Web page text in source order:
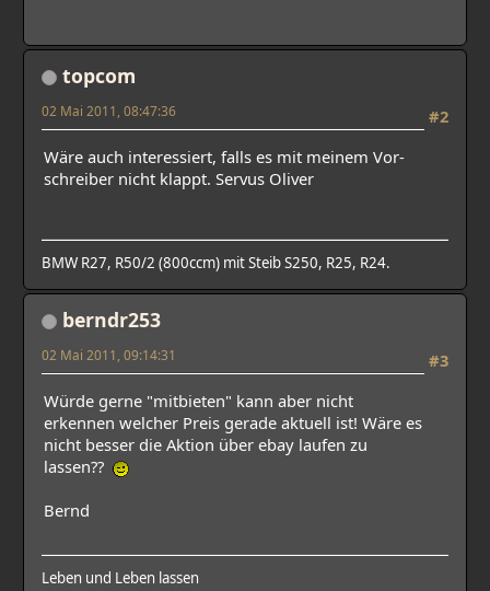
topcom
#2
02 Mai 2011, 08:47:36
Wäre auch interessiert, falls es mit meinem Vor-
schreiber nicht klappt. Servus Oliver
BMW R27, R50/2 (800ccm) mit Steib S250, R25, R24.
berndr253
#3
02 Mai 2011, 09:14:31
Würde gerne "mitbieten" kann aber nicht
erkennen welcher Preis gerade aktuell ist! Wäre es
nicht besser die Aktion über ebay laufen zu
lassen??
Bernd
Leben und Leben lassen